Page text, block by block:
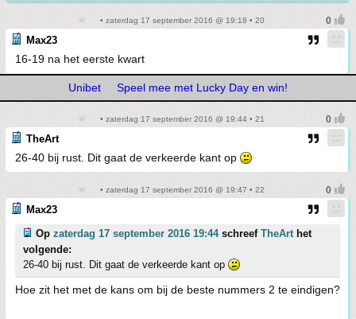
• zaterdag 17 september 2016 @ 19:18 • 20
Max23
16-19 na het eerste kwart
Unibet Speel mee met Lucky Day en win!
• zaterdag 17 september 2016 @ 19:44 • 21
TheArt
26-40 bij rust. Dit gaat de verkeerde kant op
• zaterdag 17 september 2016 @ 19:47 • 22
Max23
Op zaterdag 17 september 2016 19:44schreef TheArthet
volgende:
26-40 bij rust. Dit gaat de verkeerde kant op
Hoe zit het met de kans om bij de beste nummers 2 te eindigen?